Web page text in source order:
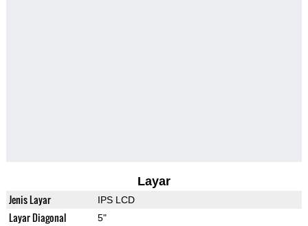
Layar
Jenis Layar IPS LCD
Layar Diagonal 5"